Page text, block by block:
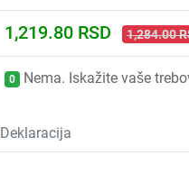
1,219.80 RSD 1,284.00
0 Nema. Iskažite vaše
Deklaracija